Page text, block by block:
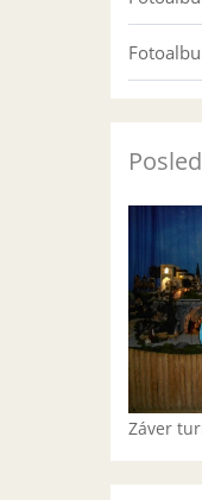
Záver